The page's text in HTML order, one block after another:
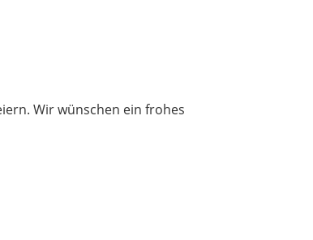
Wir wünschen ein frohes